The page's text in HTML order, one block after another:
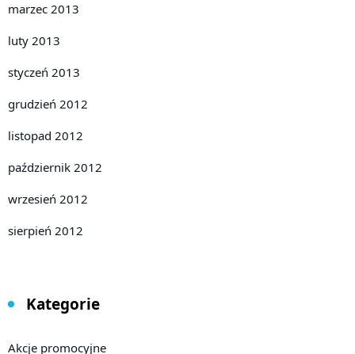
marzec 2013
luty 2013
styczeń 2013
grudzień 2012
listopad 2012
październik 2012
wrzesień 2012
sierpień 2012
Kategorie
Akcje promocyjne